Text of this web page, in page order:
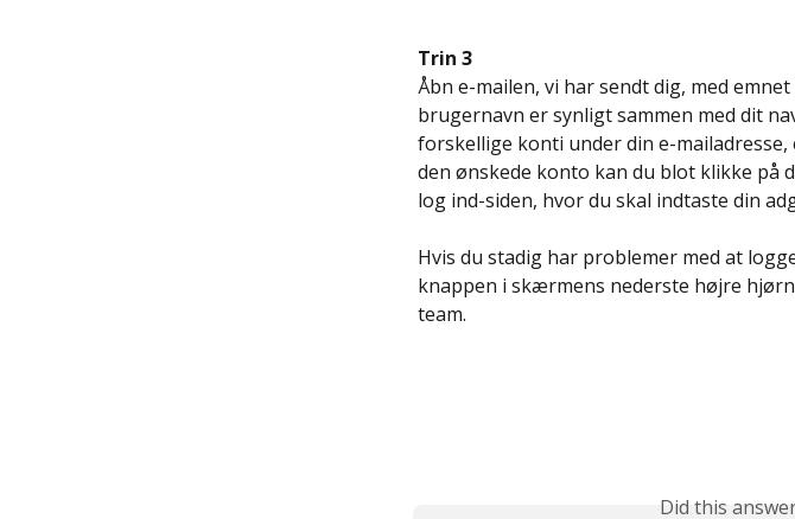
Trin 3
Åbn e-mailen, vi har sendt dig, med
brugernavn er synligt sammen med dit
forskellige konti under din e-
den ønskede konto kan du blot klikke på
log ind-siden, hvor du skal indtaste din
Hvis du stadig har problemer med at
knappen i skærmens nederste højre
team.
Did this